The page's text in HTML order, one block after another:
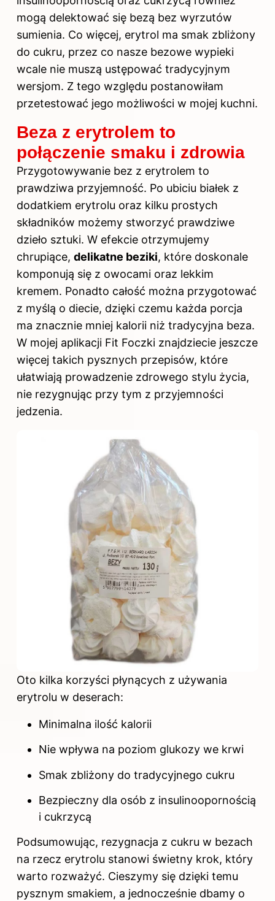
mogą delektować się bezą bez wyrzutów
sumienia. Co więcej, erytrol ma smak zbliżony
do cukru, przez co nasze bezowe wypieki
wcale nie muszą ustępować tradycyjnym
wersjom. Z tego względu postanowiłam
przetestować jego możliwości w mojej kuchni.
Beza z erytrolem to
połączenie smaku i zdrowia
Przygotowywanie bez z erytrolem to
prawdziwa przyjemność. Po ubiciu białek z
dodatkiem erytrolu oraz kilku prostych
składników możemy stworzyć prawdziwe
dzieło sztuki. W efekcie otrzymujemy
chrupiące, delikatne beziki, które doskonale
komponują się z owocami oraz lekkim
kremem. Ponadto całość można przygotować
z myślą o diecie, dzięki czemu każda porcja
ma znacznie mniej kalorii niż tradycyjna beza.
W mojej aplikacji Fit Foczki znajdziecie jeszcze
więcej takich pysznych przepisów, które
ułatwiają prowadzenie zdrowego stylu życia,
nie rezygnując przy tym z przyjemności
jedzenia.
Oto kilka korzyści płynących z używania
erytrolu w deserach:
Minimalna ilość kalorii
Nie wpływa na poziom glukozy we krwi
Smak zbliżony do tradycyjnego cukru
Bezpieczny dla osób z insulinoopornością
i cukrzycą
Podsumowując, rezygnacja z cukru w bezach
na rzecz erytrolu stanowi świetny krok, który
warto rozważyć. Cieszymy się dzięki temu
pysznym smakiem, a jednocześnie dbamy o